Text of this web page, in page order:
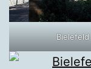
Bielefeld